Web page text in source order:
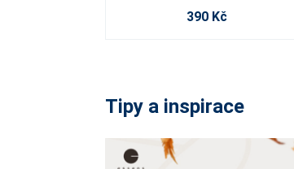
390 Kč
Tipy a inspirace